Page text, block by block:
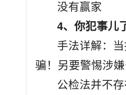
没有赢家
4、你犯事儿
手法详解：
骗！另要警惕涉
公检法并不